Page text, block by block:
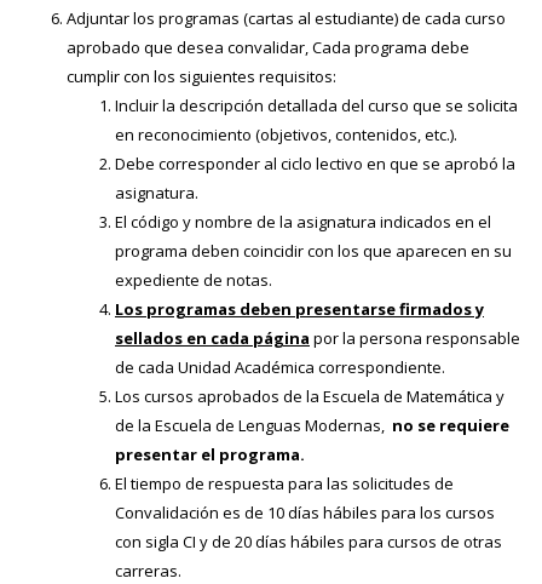
Adjuntar los programas (cartas al estudiante) de cada curso
aprobado que desea convalidar, Cada programa debe
cumplir con los siguientes requisitos:
Incluir la descripción detallada del curso que se solicita
en reconocimiento (objetivos, contenidos, etc.).
Debe corresponder al ciclo lectivo en que se aprobó la
asignatura.
El código y nombre de la asignatura indicados en el
programa deben coincidir con los que aparecen en su
expediente de notas.
Los programas deben presentarse firmados y
sellados en cada página por la persona responsable
de cada Unidad Académica correspondiente.
Los cursos aprobados de la Escuela de Matemática y
de la Escuela de Lenguas Modernas, no se requiere
presentar el programa.
El tiempo de respuesta para las solicitudes de
Convalidación es de 10 días hábiles para los cursos
con sigla CI y de 20 días hábiles para cursos de otras
carreras.